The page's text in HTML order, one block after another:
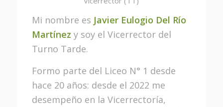
Mi nombre es Javier Eulogio Del Río
Martínez y soy el Vicerrector del
Turno Tarde.
Formo parte del Liceo N° 1 desde
hace 20 años: desde el 2022 me
desempeño en la Vicerrectoría,